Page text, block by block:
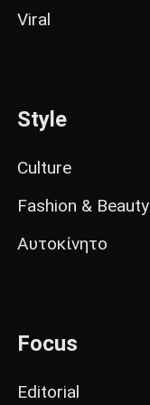
Viral
Style
Culture
Fashion & Beauty
Αυτοκίνητο
Focus
Editorial